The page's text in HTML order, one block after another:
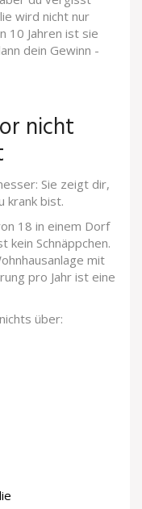
wird nicht nur
10 Jahren ist sie
dein Gewinn -
nicht
Sie zeigt dir,
krank bist.
18 in einem Dorf
kein Schnäppchen.
mit
pro Jahr ist eine
über: